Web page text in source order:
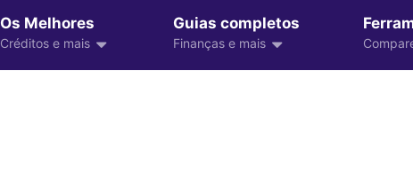
Os Melhores
Créditos e mais
Guias completos
Finanças e mais